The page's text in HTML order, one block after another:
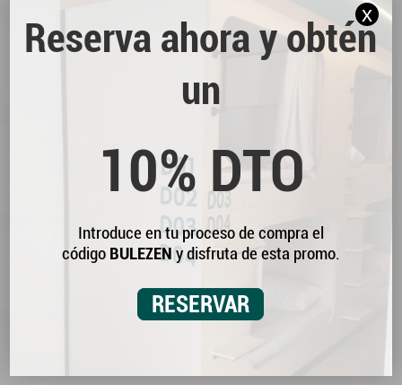
NUESTROS SERVICIOS
Te ofrecemos Wi-Fi gratuito en todas las
instalaciones, servicio de lavandería, máquinas
expendedoras, guarda equipajes gratuito,
videovigilancia… ¡y mucho más!
VER MÁS
Reserva ahora y obtén
un
10% DTO
Introduce en tu proceso de compra el
código BULEZENy disfruta de esta promo.
RESERVAR
x